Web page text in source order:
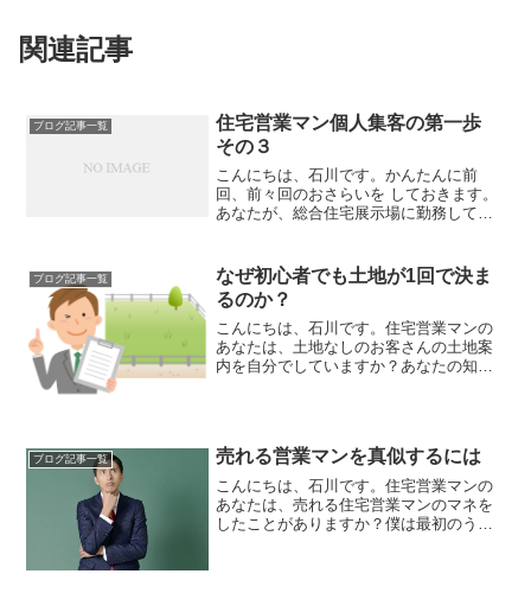
関連記事
ブログ記事一覧
住宅営業マン個人集客の第一歩
その３
こんにちは、石川です。かんたんに前
回、前々回のおさらいを しておきます。
あなたが、総合住宅展示場に勤務してい
客さんが来ないという 状況の方もいると
思うんです。もし、...
ブログ記事一覧
なぜ初心者でも土地が1回で決ま
るのか？
こんにちは、石川です。住宅営業マンの
あなたは、土地なしのお客さんの土地案
内を自分でしていますか？あなたの知り
が、、、僕が現役の住宅営業マン...
ブログ記事一覧 売れる営業マンを真似するには
こんにちは、石川です。住宅営業マンの
あなたは、売れる住宅営業マンのマネを
したことがありますか？僕は最初のうち